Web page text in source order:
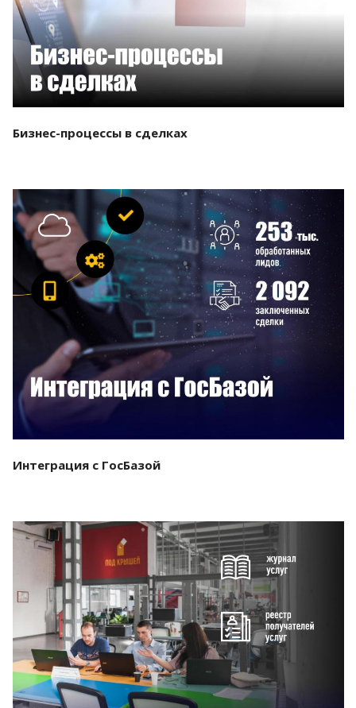
Бизнес-процессы в сделках
Смотреть проект
Интеграция с ГосБазой
Смотреть проект